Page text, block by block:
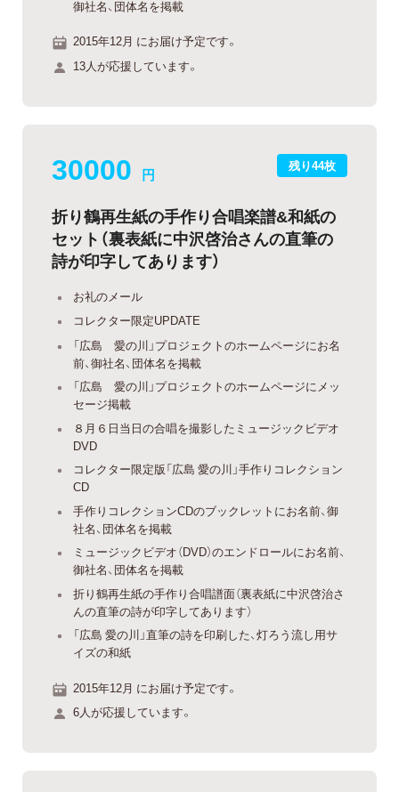
御社名、団体名を掲載
2015年12月 にお届け予定です。
13人が応援しています。
残り44枚
30000 円
折り鶴再生紙の手作り合唱楽譜&和紙の
セット（裏表紙に中沢啓治さんの直筆の
詩が印字してあります）
お礼のメール
コレクター限定UPDATE
「広島 愛の川」プロジェクトのホームページにお名
前、御社名、団体名を掲載
「広島 愛の川」プロジェクトのホームページにメッ
セージ掲載
８月６日当日の合唱を撮影したミュージックビデオ
DVD
コレクター限定版「広島 愛の川」手作りコレクション
CD
手作りコレクションCDのブックレットにお名前、御
社名、団体名を掲載
ミュージックビデオ（DVD）のエンドロールにお名前、
御社名、団体名を掲載
折り鶴再生紙の手作り合唱譜面（裏表紙に中沢啓治さ
んの直筆の詩が印字してあります）
「広島 愛の川」直筆の詩を印刷した、灯ろう流し用サ
イズの和紙
2015年12月 にお届け予定です。
6人が応援しています。